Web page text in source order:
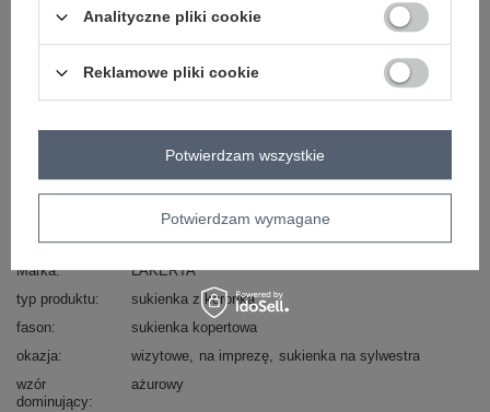
ZALOGUJ SIĘ I ZOBACZ CENĘ
Masz pytanie? Chętnie pomożemy.
Zadzwoń+48 601 547 740 Zadaj pytanie
skład materiału : 65% poliester, 25% wiskoza , 15%
elastan
sposób prania : pranie w pralce w 30°C
Kod produktu
LK-SK-508643.38X
Marka
LAKERTA
typ produktu
sukienka z koronką
fason
sukienka kopertowa
okazja
wizytowe na imprezę sukienka na sylwestra
wzór
dominujący
ażurowy
Analityczne pliki cookie
Reklamowe pliki cookie
Potwierdzam wymagane
Potwierdzam wszystkie